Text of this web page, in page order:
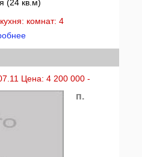
(24 кв.м)
комнат: 4
Цена: 4 200 000 -
п.